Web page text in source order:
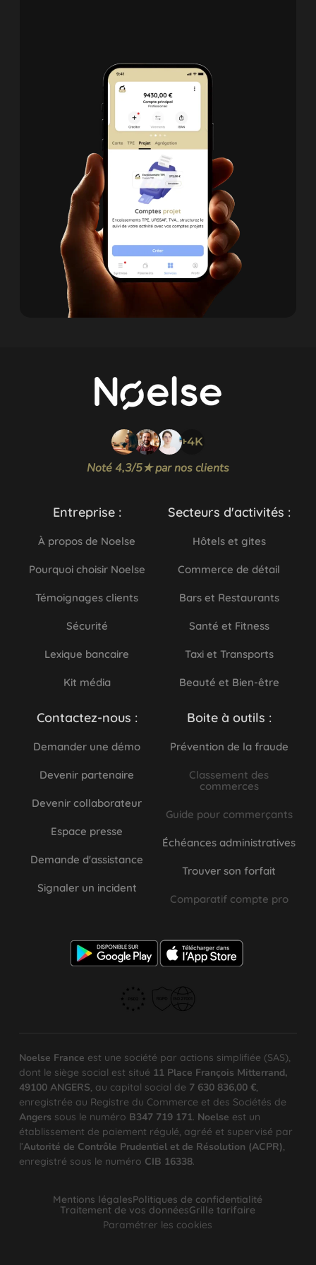
Consultez le tutoriel vidéo dédié
Besoin d’aide ?Retrouvez tous
nos tutoriels vidéo sur YouTube pour
vous guider pas à pas.
+4K
Noté 4,3/5★ par nos clients
Entreprise :
À propos de Noelse
Pourquoi choisir Noelse
Témoignages clients
Sécurité
Lexique bancaire
Kit média
Secteurs d'activités :
Hôtels et gites
Commerce de détail
Bars et Restaurants
Santé et Fitness
Taxi et Transports
Beauté et Bien-être
Contactez-nous :
Demander une démo
Devenir partenaire
Devenir collaborateur
Espace presse
Demande d'assistance
Signaler un incident
Boite à outils :
Prévention de la fraude
Classement des
commerces
Guide pour commerçants
Échéances administratives
Trouver son forfait
Comparatif compte pro
Noelse France est une société par actions simplifiée (SAS),
dont le siège social est situé 11 Place François Mitterrand,
49100 ANGERS, au capital social de 7 630 836,00 €,
enregistrée au Registre du Commerce et des Sociétés de
Angers sous le numéro B347 719 171. Noelse est un
établissement de paiement régulé, agréé et supervisé par
l’Autorité de Contrôle Prudentiel et de Résolution (ACPR),
enregistré sous le numéro CIB 16338.
Mentions légalesPolitiques de confidentialité
Traitement de vos donnéesGrille tarifaire
Paramétrer les cookies